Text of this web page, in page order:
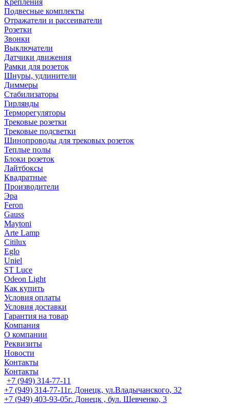
Крепления
Подвесные комплекты
Отражатели и рассеиватели
Розетки
Звонки
Выключатели
Датчики движения
Рамки для розеток
Шнуры, удлинители
Диммеры
Стабилизаторы
Гирлянды
Терморегуляторы
Трековые розетки
Трековые подсветки
Шинопроводы для трековых розеток
Теплые полы
Блоки розеток
Лайтбоксы
Квадратные
Производители
Эра
Feron
Gauss
Maytoni
Arte Lamp
Citilux
Eglo
Uniel
ST Luce
Odeon Light
Как купить
Условия оплаты
Условия доставки
Гарантия на товар
Компания
О компании
Реквизиты
Новости
Контакты
Контакты
+7 (949) 314-77-11
+7 (949) 314-77-11г. Донецк, ул.Владычанского, 32
+7 (949) 403-93-05г. Донецк , бул. Шевченко, 3